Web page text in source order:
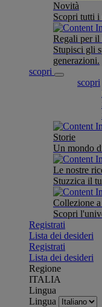
Novità
Scopri tutti
Regali per
Stupisci gli
generazioni.
scopri
scopri
Storie
Un mondo
Le nostre
Stuzzica il
Collezione
Scopri
Registrati
Lista dei desideri
Registrati
Lista dei desideri
Regione
ITALIA
Lingua
Lingua